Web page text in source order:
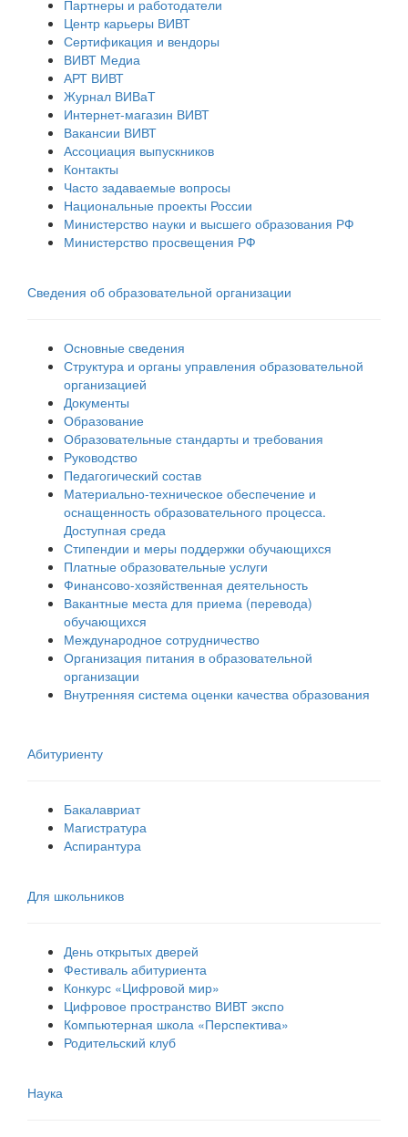
Партнеры и работодатели
Центр карьеры ВИВТ
Сертификация и вендоры
ВИВТ Медиа
АРТ ВИВТ
Журнал ВИВаТ
Интернет-магазин ВИВТ
Вакансии ВИВТ
Ассоциация выпускников
Контакты
Часто задаваемые вопросы
Национальные проекты России
Министерство науки и высшего образования РФ
Министерство просвещения РФ
Сведения об образовательной организации
Основные сведения
Структура и органы управления образовательной
организацией
Документы
Образование
Образовательные стандарты и требования
Руководство
Педагогический состав
Материально-техническое обеспечение и
оснащенность образовательного процесса.
Доступная среда
Стипендии и меры поддержки обучающихся
Платные образовательные услуги
Финансово-хозяйственная деятельность
Вакантные места для приема (перевода)
обучающихся
Международное сотрудничество
Организация питания в образовательной
организации
Внутренняя система оценки качества образования
Абитуриенту
Бакалавриат
Магистратура
Аспирантура
Для школьников
День открытых дверей
Фестиваль абитуриента
Конкурс «Цифровой мир»
Цифровое пространство ВИВТ экспо
Компьютерная школа «Перспектива»
Родительский клуб
Наука